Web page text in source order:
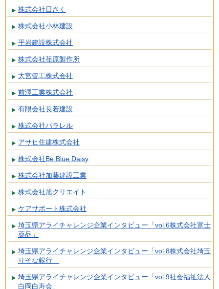
株式会社日さく
株式会社小林建設
平岩建設株式会社
株式会社荏原製作所
大宮管工株式会社
前澤工業株式会社
有限会社長若建設
株式会社パラレル
アサヒ住建株式会社
株式会社Be Blue Daisy
株式会社加藤建設工業
株式会社旭クリエイト
ケアサポート株式会社
埼玉県アライチャレンジ企業インタビュー「vol.6株式会社富士
薬品」
埼玉県アライチャレンジ企業インタビュー「vol.8株式会社埼玉
りそな銀行」
埼玉県アライチャレンジ企業インタビュー「vol.9社会福祉法人
白岡白寿会」